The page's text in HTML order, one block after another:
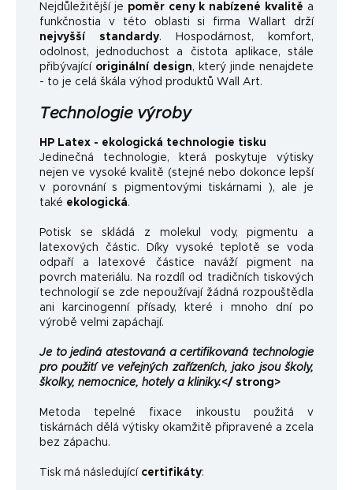
Nejdůležitější je poměr ceny k nabízené kvalitě a
funkčnostia v této oblasti si firma Wallart drží
nejvyšší standardy. Hospodárnost, komfort,
odolnost, jednoduchost a čistota aplikace, stále
přibývající originální design, který jinde nenajdete
- to je celá škála výhod produktů Wall Art.
Technologie výroby
HP Latex - ekologická technologie tisku
Jedinečná technologie, která poskytuje výtisky
nejen ve vysoké kvalitě (stejné nebo dokonce lepší
v porovnání s pigmentovými tiskárnami ), ale je
také ekologická.
Potisk se skládá z molekul vody, pigmentu a
latexových částic. Díky vysoké teplotě se voda
odpaří a latexové částice naváží pigment na
povrch materiálu. Na rozdíl od tradičních tiskových
technologií se zde nepoužívají žádná rozpouštědla
ani karcinogenní přísady, které i mnoho dní po
výrobě velmi zapáchají.
Je to jediná atestovaná a certifikovaná technologie
pro použití ve veřejných zařízeních, jako jsou školy,
školky, nemocnice, hotely a kliniky.</ strong>
Metoda tepelné fixace inkoustu použitá v
tiskárnách dělá výtisky okamžitě připravené a zcela
bez zápachu.
Tisk má následující certifikáty: